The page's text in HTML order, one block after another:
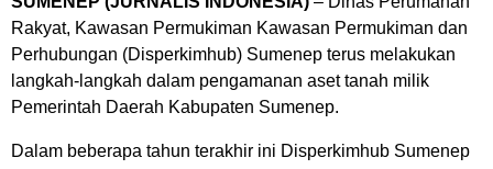
Rakyat, Kawasan Permukiman Kawasan Permukiman dan
Perhubungan (Disperkimhub) Sumenep terus melakukan
langkah-langkah dalam pengamanan aset tanah milik
Pemerintah Daerah Kabupaten Sumenep.
Dalam beberapa tahun terakhir ini Disperkimhub Sumenep